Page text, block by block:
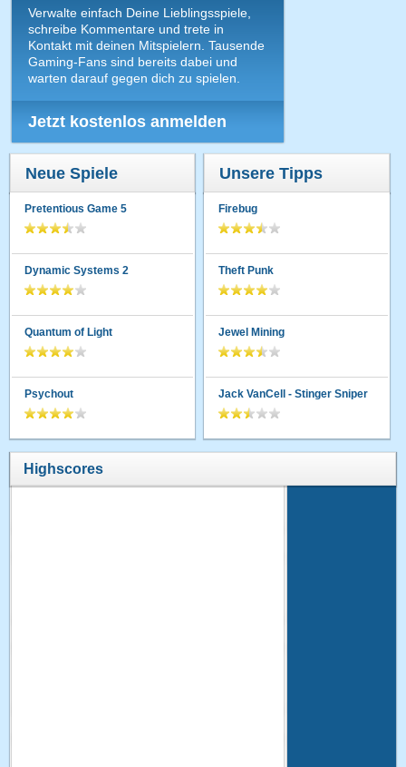
Verwalte einfach Deine Lieblingsspiele,
schreibe Kommentare und trete in
Kontakt mit deinen Mitspielern. Tausende
Gaming-Fans sind bereits dabei und
warten darauf gegen dich zu spielen.
Jetzt kostenlos anmelden
Neue Spiele
Pretentious Game 5
Dynamic Systems 2
Quantum of Light
Psychout
Unsere Tipps
Firebug
Theft Punk
Jewel Mining
Jack VanCell - Stinger Sniper
Highscores